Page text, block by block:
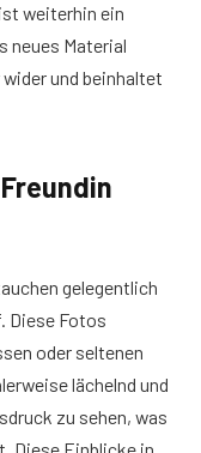
weiterhin ein
neues Material
und beinhaltet
gelegentlich
Diese Fotos
oder seltenen
lächelnd und
zu sehen, was
Diese Einblicke in